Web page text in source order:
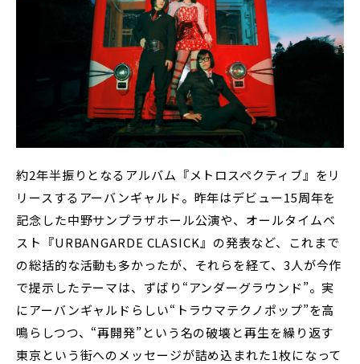
約2年半振りとなるアルバム『メトロスペクティブ』をリ
リースするアーバンギャルド。昨年はデビュー15周年を
記念した中野サンプラザホール公演や、オールタイムベ
スト『URBANGARDE CLASICK』の発表など、これまで
の総括的な活動も多かったが、それらを経て、3人が今作
で提示したテーマは、ずばり“アンダーグラウンド”。実
にアーバンギャルドらしい“トラウマテクノポップ”を高
鳴らしつつ、“再開発”という名の破壊と再生を繰り返す
東京という街へのメッセージが詰め込まれた1枚になって